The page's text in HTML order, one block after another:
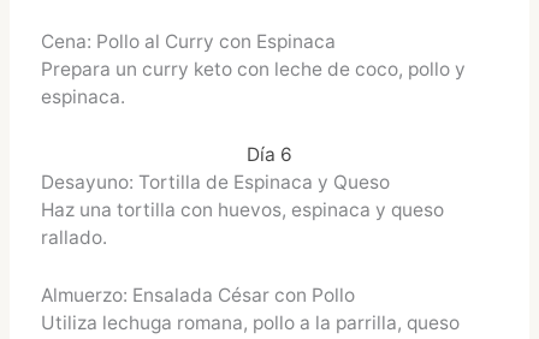
Cena: Pollo al Curry con Espinaca
Prepara un curry keto con leche de coco, pollo y
espinaca.
Día 6
Desayuno: Tortilla de Espinaca y Queso
Haz una tortilla con huevos, espinaca y queso
rallado.
Almuerzo: Ensalada César con Pollo
Utiliza lechuga romana, pollo a la parrilla, queso